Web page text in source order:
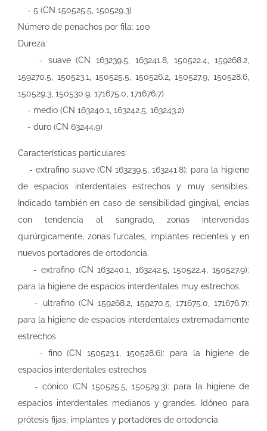
- 5 (CN 150525.5, 150529.3)
Número de penachos por fila: 100
Dureza:
- suave (CN 163239.5, 163241.8, 150522.4, 159268.2,
159270.5, 150523.1, 150525.5, 150526.2, 150527.9, 150528.6,
150529.3, 150530.9, 171675.0, 171676.7)
- medio (CN 163240.1, 163242.5, 163243.2)
- duro (CN 63244.9)
Características particulares:
- extrafino suave (CN 163239.5, 163241.8): para la higiene
de espacios interdentales estrechos y muy sensibles.
Indicado también en caso de sensibilidad gingival, encías
con tendencia al sangrado, zonas intervenidas
quirúrgicamente, zonas furcales, implantes recientes y en
nuevos portadores de ortodoncia.
- extrafino (CN 163240.1, 163242.5, 150522.4, 150527.9):
para la higiene de espacios interdentales muy estrechos.
- ultrafino (CN 159268.2, 159270.5, 171675.0, 171676.7):
para la higiene de espacios interdentales extremadamente
estrechos
- fino (CN 150523.1, 150528.6): para la higiene de
espacios interdentales estrechos
- cónico (CN 150525.5, 150529.3): para la higiene de
espacios interdentales medianos y grandes. Idóneo para
prótesis fijas, implantes y portadores de ortodoncia